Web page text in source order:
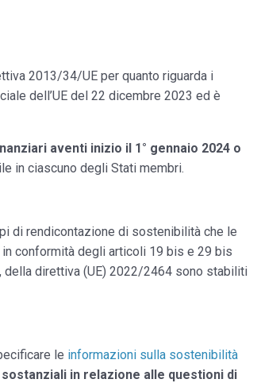
2013/34/UE per quanto riguarda i
dell’UE del 22 dicembre 2023 ed è
aventi inizio il 1° gennaio 2024 o
in ciascuno degli Stati membri.
di rendicontazione di sostenibilità che le
conformità degli articoli 19 bis e 29 bis
della direttiva (UE) 2022/2464 sono stabiliti
le informazioni sulla sostenibilità
in relazione alle questioni di